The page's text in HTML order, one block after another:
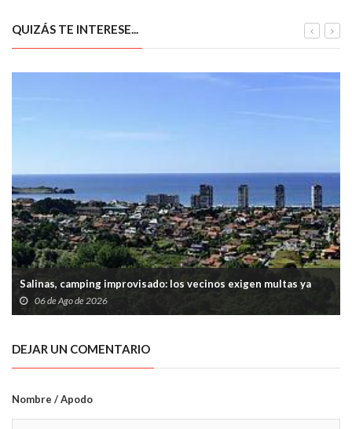
QUIZÁS TE INTERESE...
Salinas, camping improvisado: los vecinos exigen multas ya
06 de Ago de 2026
DEJAR UN COMENTARIO
Nombre / Apodo